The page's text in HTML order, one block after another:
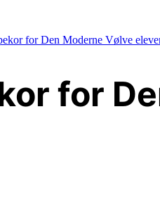
for Den Moderne Vølve
for